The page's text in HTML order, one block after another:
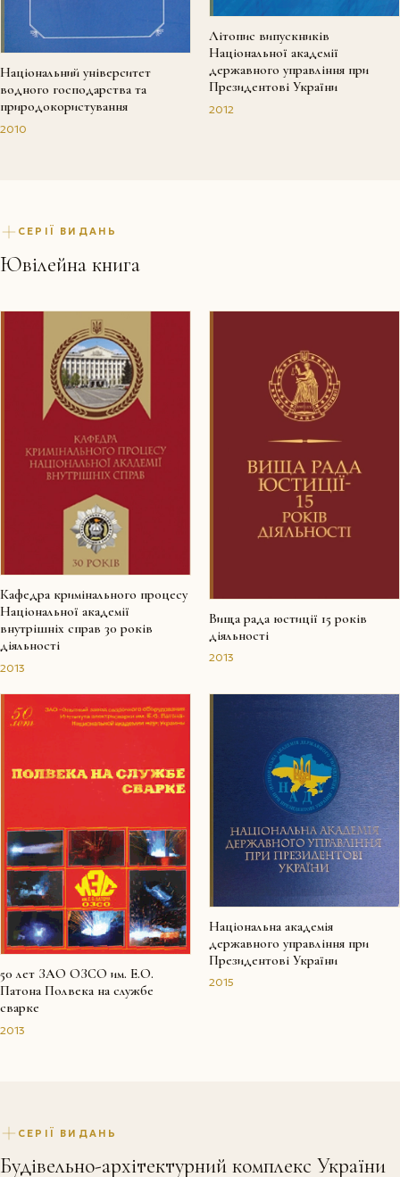
Національний університет
водного господарства та
природокористування
2010
Літопис випускників
Національної академії
державного управління при
Президентові України
2012
СЕРІЇ ВИДАНЬ
Ювілейна книга
Кафедра кримінального процесу
Національної академії
внутрішніх справ 30 років
діяльності
2013
Вища рада юстиції 15 років
діяльності
2013
50 лет ЗАО ОЗСО им. Е.О.
Патона Полвека на службе
сварке
2013
Національна академія
державного управління при
Президентові України
2015
СЕРІЇ ВИДАНЬ
Будівельно-архітектурний комплекс України